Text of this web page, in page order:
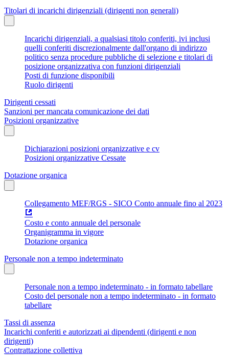
Titolari di incarichi dirigenziali (dirigenti non generali)
Incarichi dirigenziali, a qualsiasi titolo conferiti, ivi inclusi
quelli conferiti discrezionalmente dall'organo di indirizzo
politico senza procedure pubbliche di selezione e titolari di
posizione organizzativa con funzioni dirigenziali
Posti di funzione disponibili
Ruolo dirigenti
Dirigenti cessati
Sanzioni per mancata comunicazione dei dati
Posizioni organizzative
Dichiarazioni posizioni organizzative e cv
Posizioni organizzative Cessate
Dotazione organica
Collegamento MEF/RGS - SICO Conto annuale fino al 2023
Costo e conto annuale del personale
Organigramma in vigore
Dotazione organica
Personale non a tempo indeterminato
Personale non a tempo indeterminato - in formato tabellare
Costo del personale non a tempo indeterminato - in formato
tabellare
Tassi di assenza
Incarichi conferiti e autorizzati ai dipendenti (dirigenti e non
dirigenti)
Contrattazione collettiva